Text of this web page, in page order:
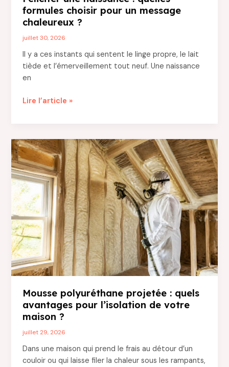
formules choisir pour un message
chaleureux ?
juillet 30, 2026
Il y a ces instants qui sentent le linge propre, le lait
tiède et l’émerveillement tout neuf. Une naissance
en
Féliciter
quelles
formules
choisir
pour
un
message
chaleureux
?
Lire l’article »
Mousse polyuréthane projetée : quels
avantages pour l’isolation de votre
maison ?
juillet 29, 2026
Dans une maison qui prend le frais au détour d’un
couloir ou qui laisse filer la chaleur sous les rampants,